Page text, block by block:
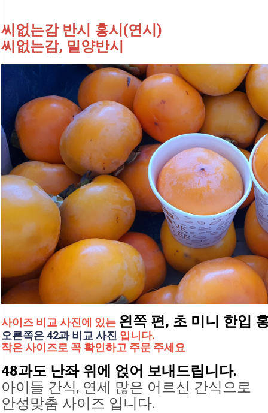
씨없는감 반시 홍시(연시)
씨없는감, 밀양반시
사이즈 비교 사진에 있는 왼쪽 편, 초 미니 한입
오른쪽은 42과 비교 사진 입니다.
작은 사이즈로 꼭 확인하고 주문 주세요
48과도 난좌 위에 얹어 보내드립니다.
아이들 간식, 연세 많은 어르신 간식으로
안성맞춤 사이즈 입니다.